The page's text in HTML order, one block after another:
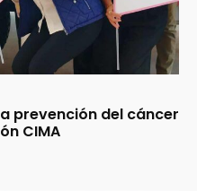
prevención del cáncer
CIMA